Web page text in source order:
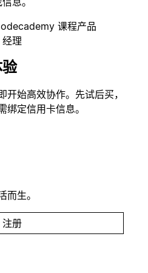
课程产品
经理
始高效协作。先试后买，
绑定信用卡信息。
而生。
注册